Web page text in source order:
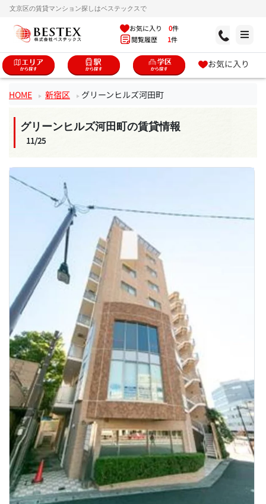
文京区の賃貸マンション探しはベステックスで
お気に入り 0件
閲覧履歴 1件
お気に入り
HOME 新宿区 グリーンヒルズ河田町
グリーンヒルズ河田町の賃貸情報
11/25